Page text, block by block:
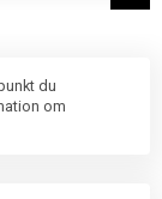
du
om